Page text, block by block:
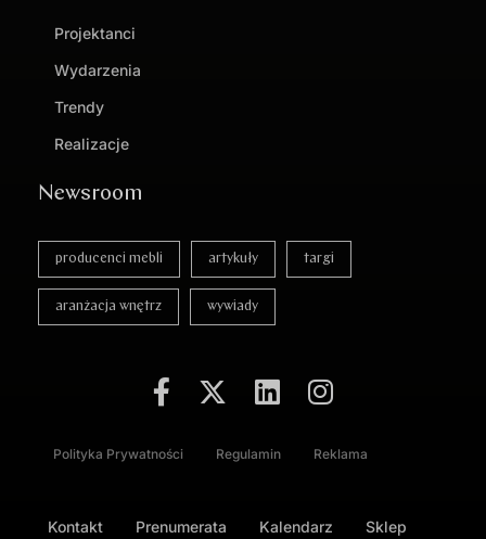
Projektanci
Wydarzenia
Trendy
Realizacje
Newsroom
producenci mebli artykuły targi
aranżacja wnętrz wywiady
Polityka Prywatności Regulamin Reklama
Kontakt Prenumerata Kalendarz Sklep